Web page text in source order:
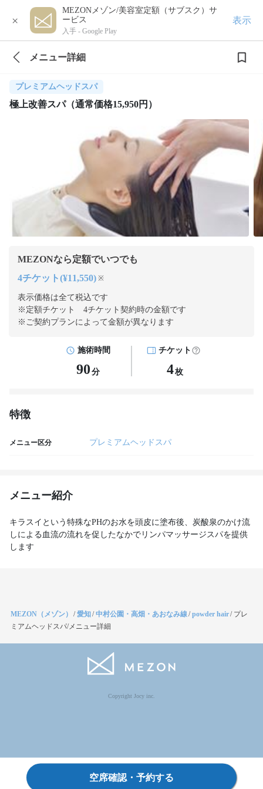
×
MEZONメゾン/美容室定額（サブスク）サ
ービス
入手 - Google Play
表示
メニュー詳細
プレミアムヘッドスパ
極上改善スパ（通常価格15,950円）
MEZONなら定額でいつでも
4チケット(¥11,550) ※
表示価格は全て税込です
※定額チケット 4チケット契約時の金額です
※ご契約プランによって金額が異なります
施術時間
90 分
チケット
4枚
特徴
メニュー区分 プレミアムヘッドスパ
メニュー紹介
キラスイという特殊なPHのお水を頭皮に塗布後、炭酸泉のかけ流
しによる血流の流れを促したなかでリンパマッサージスパを提供
します
MEZON（メゾン） /愛知/中村公園・高畑・あおなみ線/powder hair/ プレ
ミアムヘッドスパ/メニュー詳細
Copyright Jocy inc.
空席確認・予約する